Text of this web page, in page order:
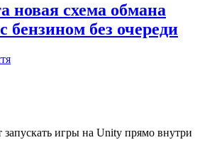
новая схема обмана
бензином без очереди
запускать игры на Unity прямо внутри